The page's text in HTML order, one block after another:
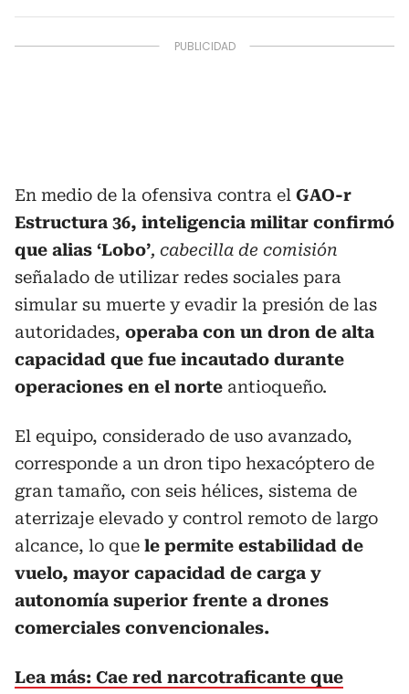
En medio de la ofensiva contra el GAO-r
Estructura 36, inteligencia militar confirmó
que alias ‘Lobo’, cabecilla de comisión
señalado de utilizar redes sociales para
simular su muerte y evadir la presión de las
autoridades, operaba con un dron de alta
capacidad que fue incautado durante
operaciones en el norte antioqueño.
El equipo, considerado de uso avanzado,
corresponde a un dron tipo hexacóptero de
gran tamaño, con seis hélices, sistema de
aterrizaje elevado y control remoto de largo
alcance, lo que le permite estabilidad de
vuelo, mayor capacidad de carga y
autonomía superior frente a drones
comerciales convencionales.
Lea más: Cae red narcotraficante que